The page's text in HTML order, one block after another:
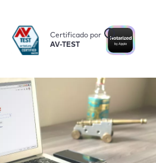
i
Certificado por
AV-TEST